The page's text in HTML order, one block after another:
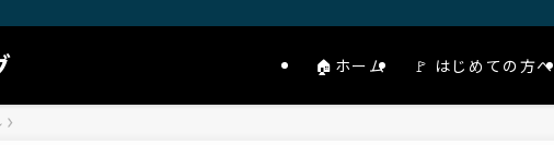
🏠ホーム 🚩 はじめての方へ